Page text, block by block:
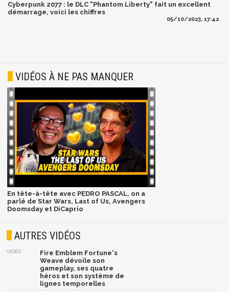
Cyberpunk 2077 : le DLC "Phantom Liberty" fait un excellent
démarrage, voici les chiffres
05/10/2023, 17:42
VIDÉOS À NE PAS MANQUER
En tête-à-tête avec PEDRO PASCAL, on a
parlé de Star Wars, Last of Us, Avengers
Doomsday et DiCaprio
AUTRES VIDÉOS
VIDÉO
Fire Emblem Fortune's
Weave dévoile son
gameplay, ses quatre
héros et son système de
lignes temporelles